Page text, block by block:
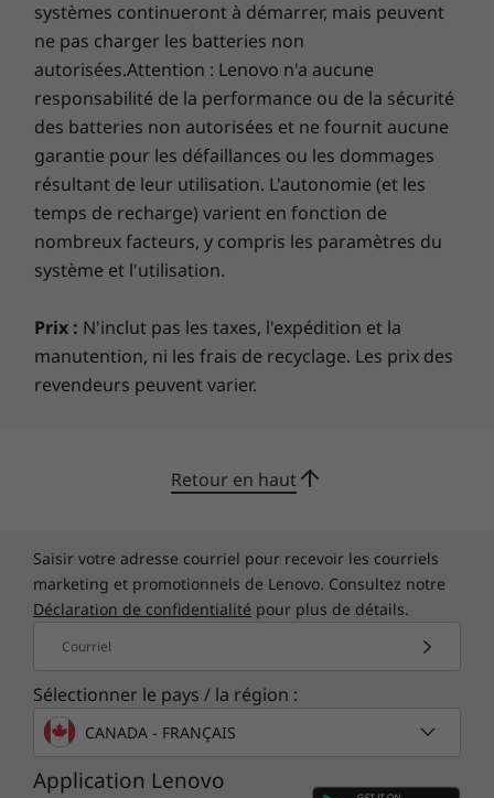
pouvez vous connecter à votre ordinateur
portable en moins de deux secondes, ce qui
est trois fois plus rapide en moyenne que la
saisie d’un mot de passe. Activé avec Windows
Hello, c’est le moyen le plus rapide et le plus
sécurisé de se connecter à un appareil
Windows sans mot de passe.
systèmes continueront à démarrer, mais peuvent
ne pas charger les batteries non
autorisées.Attention : Lenovo n'a aucune
responsabilité de la performance ou de la sécurité
des batteries non autorisées et ne fournit aucune
garantie pour les défaillances ou les dommages
résultant de leur utilisation. L'autonomie (et les
temps de recharge) varient en fonction de
nombreux facteurs, y compris les paramètres du
système et l'utilisation.
Prix : N'inclut pas les taxes, l'expédition et la
manutention, ni les frais de recyclage. Les prix des
revendeurs peuvent varier.
Retour en haut
Saisir votre adresse courriel pour recevoir les courriels
marketing et promotionnels de Lenovo. Consultez notre
Déclaration de confidentialité pour plus de détails.
Courriel
Sélectionner le pays / la région :
CANADA - FRANÇAIS
Application Lenovo